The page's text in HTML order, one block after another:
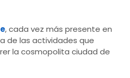
, cada vez más presente en
de las actividades que
la cosmopolita ciudad de